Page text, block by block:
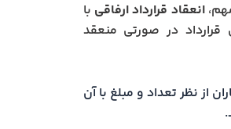
انعقاد قرارداد ارفاقی با
قرارداد در صورتی منعقد
از نظر تعداد و مبلغ با آن